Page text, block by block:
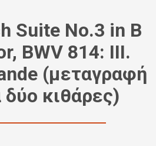
Suite No.3 in B
BWV 814: III.
(μεταγραφή
δύο κιθάρες)